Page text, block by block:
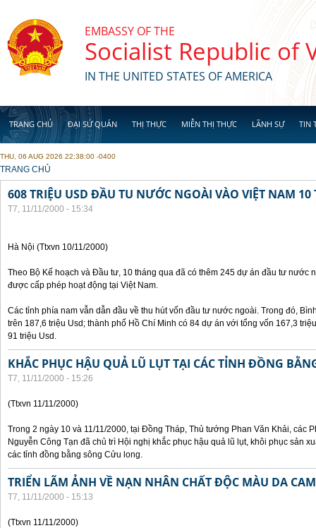
EMBASSY OF THE
Socialist Republic of
IN THE UNITED STATES OF AMERICA
TRANG CHỦ ĐẠI SỨ QUÁN THỊ THỰC MIỄN THỊ THỰC LÃNH SỰ TIN
THU, 06 AUG 2026 22:38:00 -0400
YOU ARE HERE
TRANG CHỦ
608 TRIỆU USD ĐẦU TU NƯỚC NGOÀI VÀO VIỆT NAM 10
T7, 11/11/2000 - 15:34
Hà Nội (Ttxvn 10/11/2000)
Theo Bộ Kế hoạch và Đầu tư, 10 tháng qua đã có thêm 245 dự án đầu tư nước
được cấp phép hoạt động tại Việt Nam.
Các tỉnh phía nam vẫn dẫn đầu về thu hút vốn đầu tư nước ngoài. Trong đó,
trên 187,6 triệu Usd; thành phố Hồ Chí Minh có 84 dự án với tổng vốn 167,3
91 triệu Usd.
KHẮC PHỤC HẬU QUẢ LŨ LỤT TẠI CÁC TỈNH ĐỒNG
T7, 11/11/2000 - 15:26
(Ttxvn 11/11/2000)
Trong 2 ngày 10 và 11/11/2000, tại Đồng Tháp, Thủ tướng Phan Văn Khải, các
Nguyễn Công Tạn đã chủ trì Hội nghị khắc phục hậu quả lũ lụt, khôi phục sản
các tỉnh đồng bằng sông Cửu long.
TRIỂN LÃM ẢNH VỀ NẠN NHÂN CHẤT ĐỘC MÀU DA CAM
T7, 11/11/2000 - 15:13
(Ttxvn 11/11/2000)